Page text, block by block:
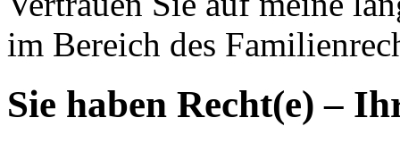
im Bereich des
Sie haben Recht(e) –